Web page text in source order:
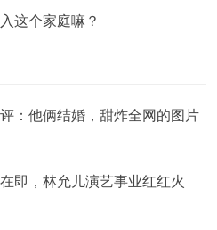
这个家庭嘛？
即，林允儿演艺事业红红火